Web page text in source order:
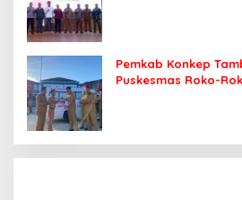
Pemkab Konkep
Puskesmas Roko-